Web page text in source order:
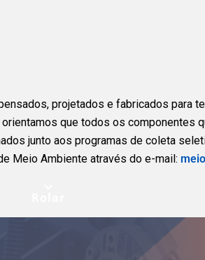
projetados e fabricados para
que todos os componentes
junto aos programas de coleta
Meio Ambiente através do e-mail: